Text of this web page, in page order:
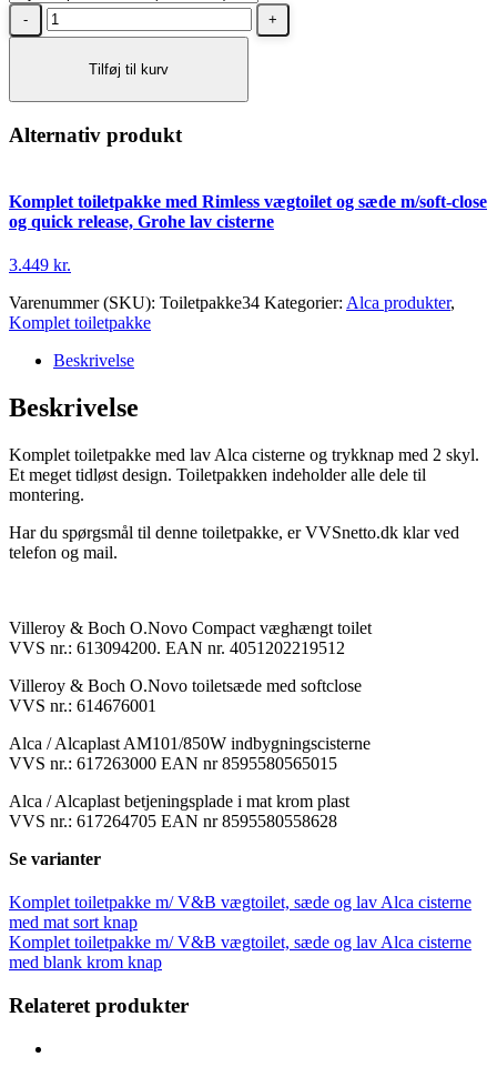
Komplet
toiletpakke
og
cisterne
med
mat
knap
Tilføj til kurv
Alternativ produkt
Komplet toiletpakke med Rimless vægtoilet og sæde m/soft-close
og quick release, Grohe lav cisterne
3.449 kr.
Varenummer (SKU): Toiletpakke34 Kategorier: Alca produkter,
Komplet toiletpakke
Beskrivelse
Beskrivelse
Komplet toiletpakke med lav Alca cisterne og trykknap med 2 skyl.
Et meget tidløst design. Toiletpakken indeholder alle dele til
montering.
Har du spørgsmål til denne toiletpakke, er VVSnetto.dk klar ved
telefon og mail.
Villeroy & Boch O.Novo Compact væghængt toilet
VVS nr.: 613094200. EAN nr. 4051202219512
Villeroy & Boch O.Novo toiletsæde med softclose
VVS nr.: 614676001
Alca / Alcaplast AM101/850W indbygningscisterne
VVS nr.: 617263000 EAN nr 8595580565015
Alca / Alcaplast betjeningsplade i mat krom plast
VVS nr.: 617264705 EAN nr 8595580558628
Se varianter
Komplet toiletpakke m/ V&B vægtoilet, sæde og lav Alca cisterne
med mat sort knap
Komplet toiletpakke m/ V&B vægtoilet, sæde og lav Alca cisterne
med blank krom knap
Relateret produkter